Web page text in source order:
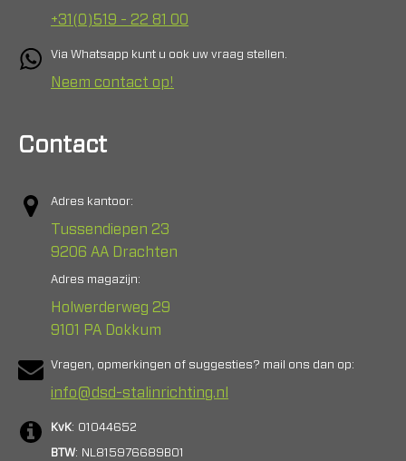
+31(0)519 - 22 81 00
Via Whatsapp kunt u ook uw vraag stellen.
Neem contact op!
Contact
Adres kantoor:
Tussendiepen 23
9206 AA Drachten
Adres magazijn:
Holwerderweg 29
9101 PA Dokkum
Vragen, opmerkingen of suggesties? mail ons dan op:
info@dsd-stalinrichting.nl
KvK: 01044652
BTW: NL815976689B01